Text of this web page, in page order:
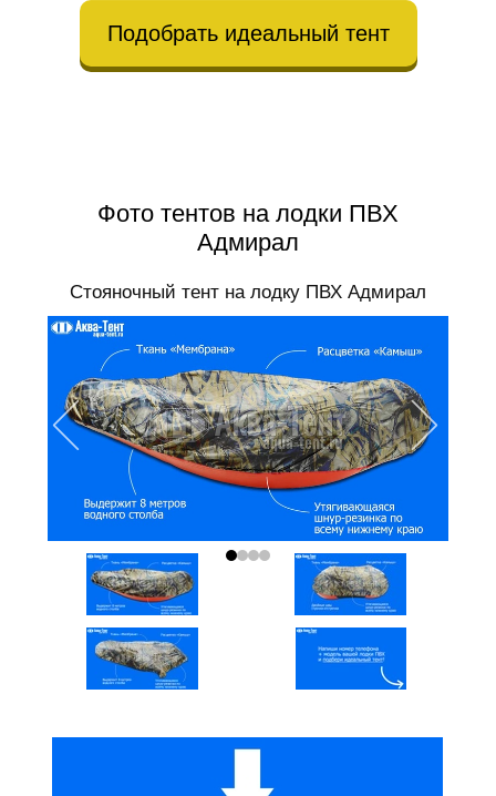
Подобрать идеальный тент
Фото тентов на лодки ПВХ
Адмирал
Стояночный тент на лодку ПВХ Адмирал